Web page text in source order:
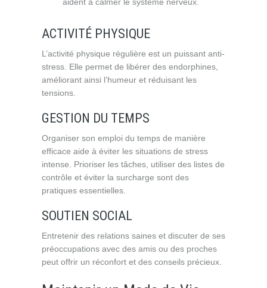
ACTIVITÉ PHYSIQUE
L’activité physique régulière est un puissant anti-
stress. Elle permet de libérer des endorphines,
améliorant ainsi l’humeur et réduisant les
tensions.
GESTION DU TEMPS
Organiser son emploi du temps de manière
efficace aide à éviter les situations de stress
intense. Prioriser les tâches, utiliser des listes de
contrôle et éviter la surcharge sont des
pratiques essentielles.
SOUTIEN SOCIAL
Entretenir des relations saines et discuter de ses
préoccupations avec des amis ou des proches
peut offrir un réconfort et des conseils précieux.